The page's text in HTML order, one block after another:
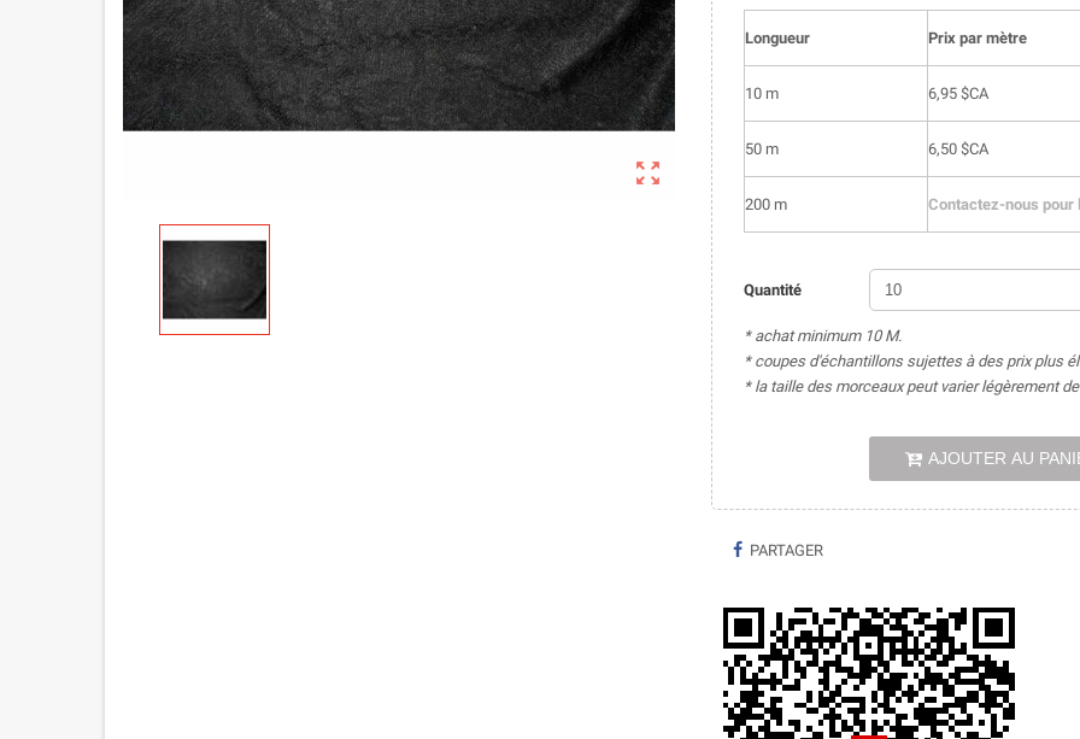

Longueur Prix par mètre
10 m 6,95 $CA
50 m 6,50 $CA
200 m Contactez-nous pour
Quantité
* achat minimum 10 M.
* coupes d'échantillons sujettes à des prix plus
* la taille des morceaux peut varier légèrement
AJOUTER AU
PARTAGER